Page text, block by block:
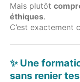
Mais plutôt
éthiques.
C’est exactement
✨ Une
sans renier